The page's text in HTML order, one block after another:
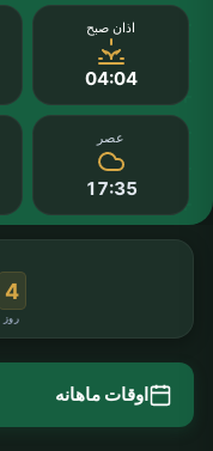
اذان صبح
04:04
عصر
17:35
4
روز
اوقات ماهانه